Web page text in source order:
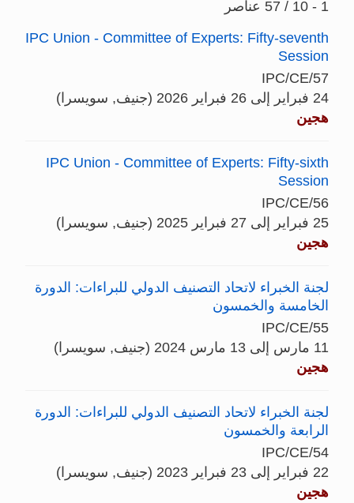
1 - 10 / 57 عناصر
IPC Union - Committee of Experts: Fifty-seventh
Session
IPC/CE/57
24 فبراير إلى 26 فبراير 2026 (جنيف, سويسرا)
هجين
IPC Union - Committee of Experts: Fifty-sixth
Session
IPC/CE/56
25 فبراير إلى 27 فبراير 2025 (جنيف, سويسرا)
هجين
لجنة الخبراء لاتحاد التصنيف الدولي للبراءات: الدورة
الخامسة والخمسون
IPC/CE/55
11 مارس إلى 13 مارس 2024 (جنيف, سويسرا)
هجين
لجنة الخبراء لاتحاد التصنيف الدولي للبراءات: الدورة
الرابعة والخمسون
IPC/CE/54
22 فبراير إلى 23 فبراير 2023 (جنيف, سويسرا)
هجين